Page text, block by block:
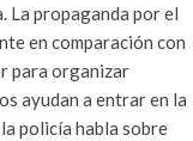
La propaganda por el
en comparación con
para organizar
ayudan a entrar en la
policía habla sobre